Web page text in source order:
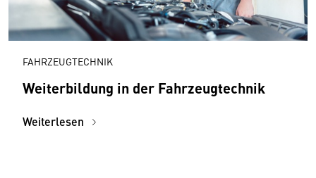
FAHRZEUGTECHNIK
Weiterbildung in der Fahrzeugtechnik
Weiterlesen